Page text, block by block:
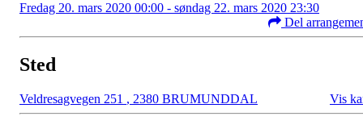
Fredag 20. mars 2020 00:00 - søndag 22. mars 2020 23:30
Del
Sted
Veldresagvegen 251 , 2380 BRUMUNDDAL Vis